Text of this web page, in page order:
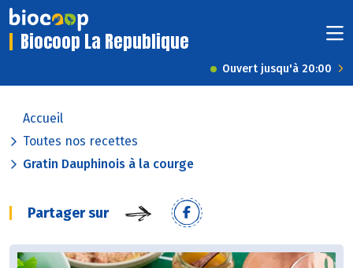
Biocoop La Republique
Ouvert jusqu'à 20:00
Accueil
Toutes nos recettes
Gratin Dauphinois à la courge
Partager sur